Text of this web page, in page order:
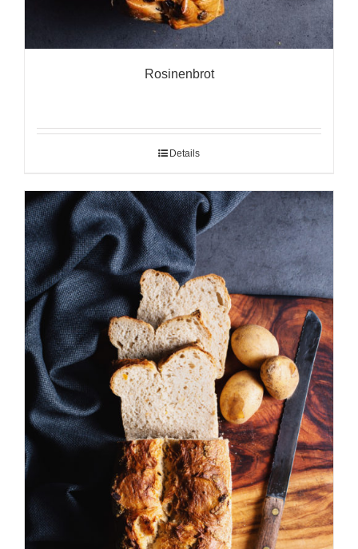
Rosinenbrot
Details